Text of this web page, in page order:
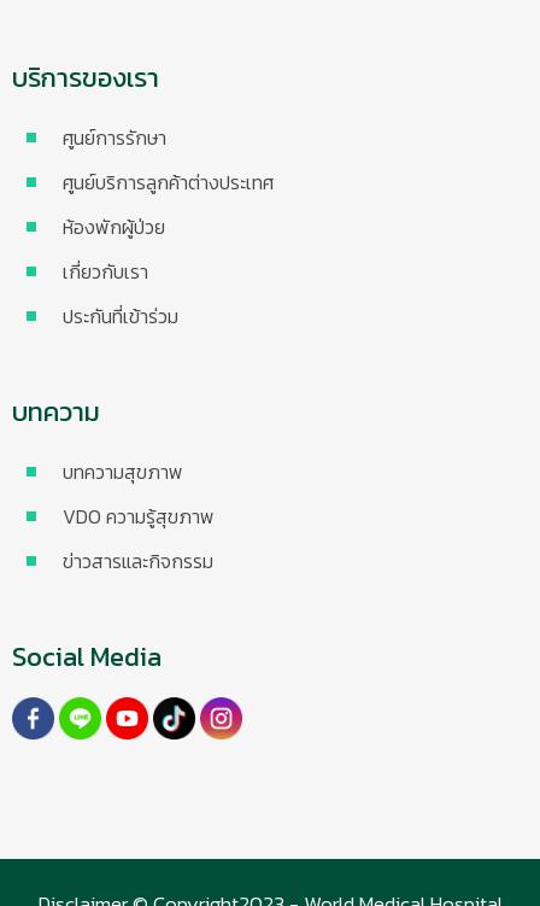
บริการของเรา
ศูนย์การรักษา
ศูนย์บริการลูกค้าต่างประเทศ
ห้องพักผู้ป่วย
เกี่ยวกับเรา
ประกันที่เข้าร่วม
บทความ
บทความสุขภาพ
VDO ความรู้สุขภาพ
ข่าวสารและกิจกรรม
Social Media